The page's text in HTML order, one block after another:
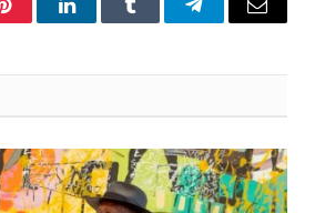
PinterestLinkedInTumblr TelegramEmail